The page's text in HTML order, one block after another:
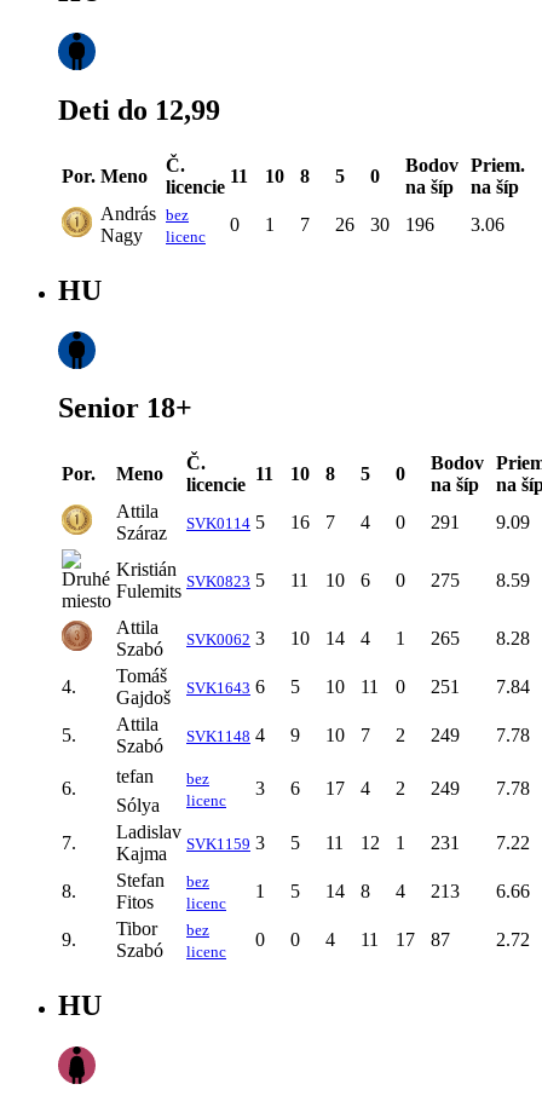
Deti do 12,99
Por. Meno
Č.
licencie
11 10 8 5 0
Bodov
na šíp
Priem.
na šíp
András
Nagy
bez
licenc
0 1 7 26 30 196 3.06
HU
Senior 18+
Por. Meno
Č.
licencie
11 10 8 5 0
Bodov
na šíp
na
Attila
Száraz
SVK0114 5 16 7 4 0 291 9.09
Kristián
Fulemits SVK0823 5 11 10 6 0 275 8.59
Attila
Szabó
SVK0062 3 10 14 4 1 265 8.28
4.
Tomáš
Gajdoš
SVK1643 6 5 10 11 0 251 7.84
5.
Attila
Szabó
SVK1148 4 9 10 7 2 249 7.78
6.
tefan
Sólya
bez
licenc
3 6 17 4 2 249 7.78
7.
Ladislav
Kajma
SVK1159 3 5 11 12 1 231 7.22
8.
Stefan
Fitos
bez
licenc
1 5 14 8 4 213 6.66
9.
Tibor
Szabó
bez
licenc
0 0 4 11 17 87 2.72
HU